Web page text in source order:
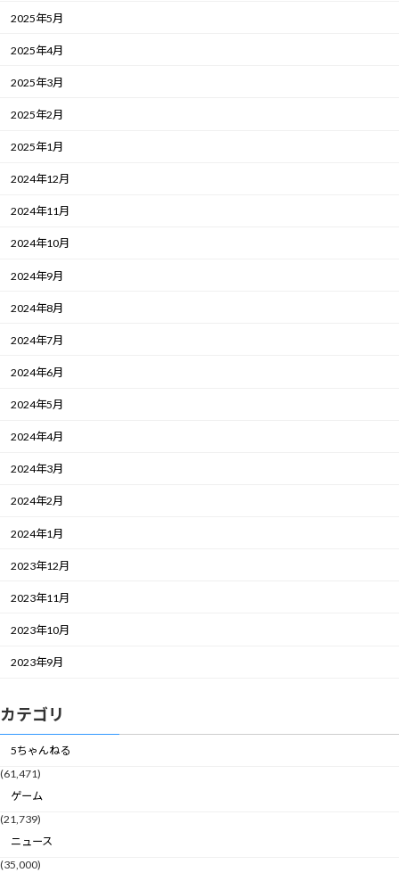
2025年5月
2025年4月
2025年3月
2025年2月
2025年1月
2024年12月
2024年11月
2024年10月
2024年9月
2024年8月
2024年7月
2024年6月
2024年5月
2024年4月
2024年3月
2024年2月
2024年1月
2023年12月
2023年11月
2023年10月
2023年9月
カテゴリ
5ちゃんねる
(61,471)
ゲーム
(21,739)
ニュース
(35,000)